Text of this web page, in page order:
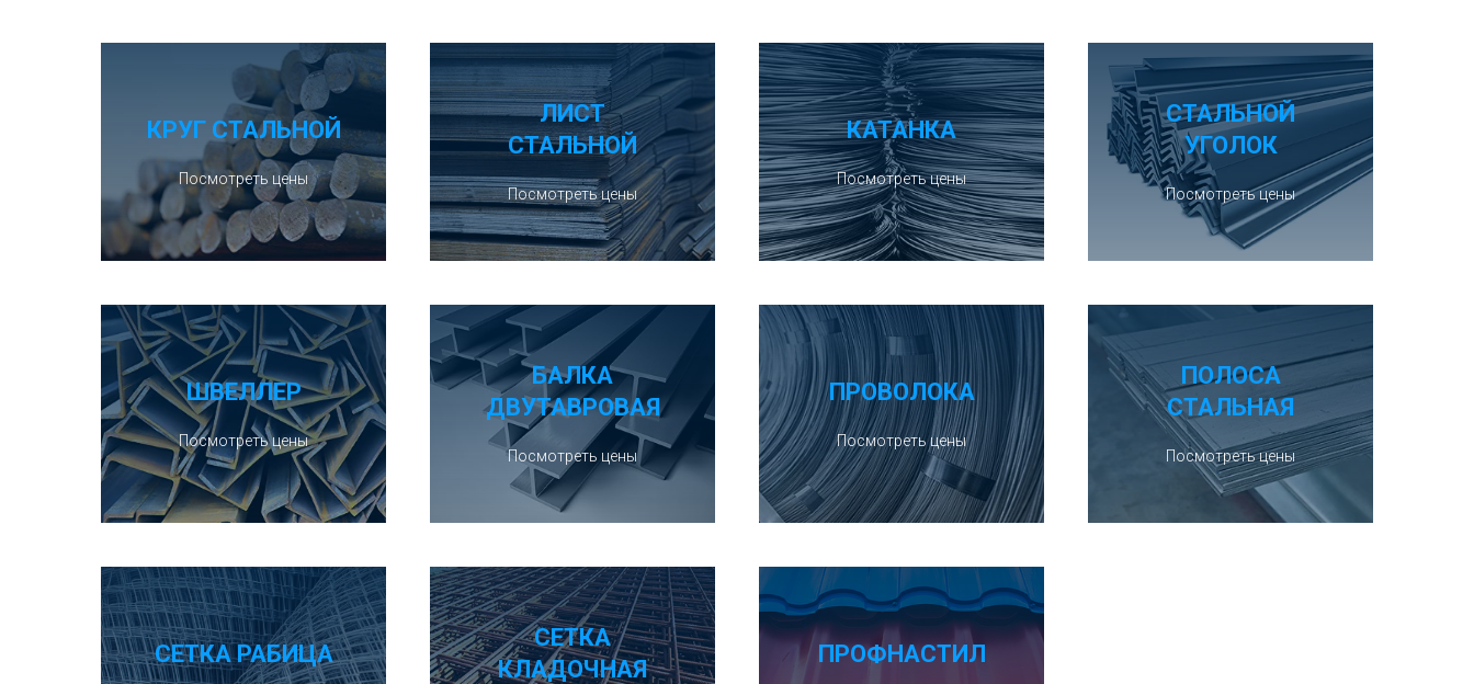
КРУГ СТАЛЬНОЙ
Посмотреть цены
ЛИСТ
СТАЛЬНОЙ
Посмотреть цены
КАТАНКА
Посмотреть цены
СТАЛЬНОЙ
УГОЛОК
Посмотреть цены
ШВЕЛЛЕР
Посмотреть цены
БАЛКА
ДВУТАВРОВАЯ
Посмотреть цены
ПРОВОЛОКА
Посмотреть цены
ПОЛОСА
СТАЛЬНАЯ
Посмотреть цены
СЕТКА РАБИЦА
СЕТКА
КЛАДОЧНАЯ
ПРОФНАСТИЛ